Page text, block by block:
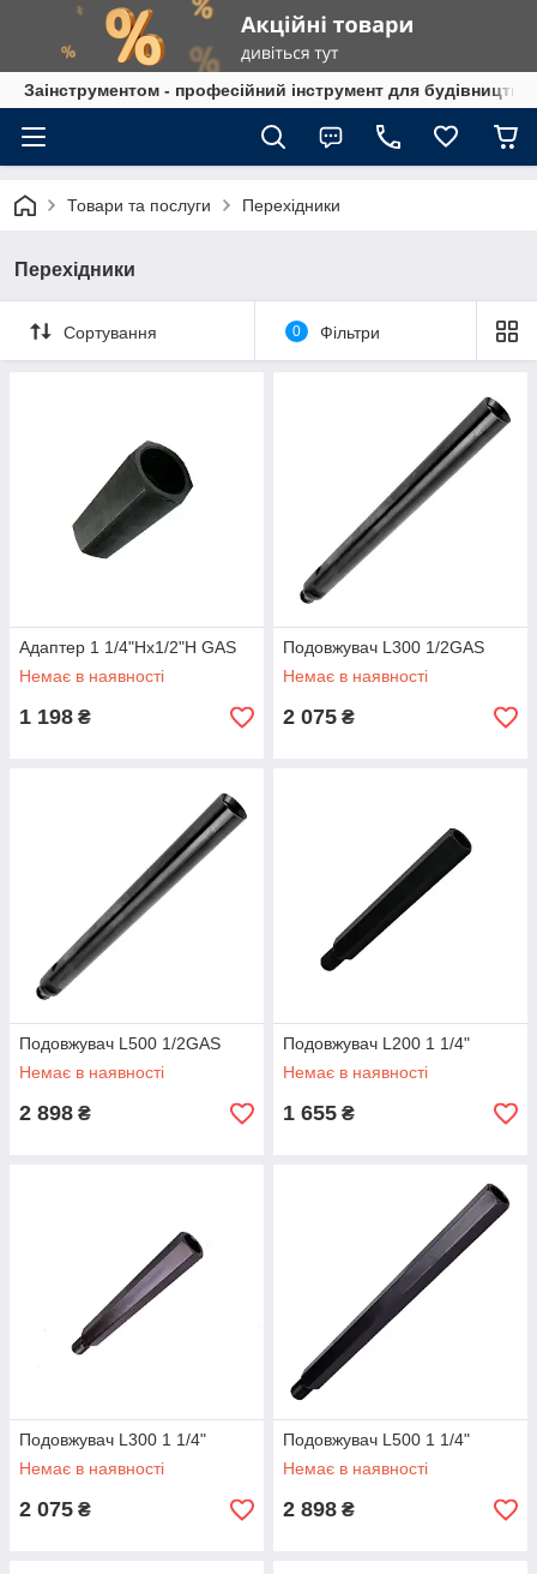
Заінструментом - професійний інструмент для
Товари та послуги Перехідники
Перехідники
Сортування 0 Фільтри
Адаптер 1 1/4"Hx1/2"H GAS
Немає в наявності
1 198 ₴
Подовжувач L300 1/2GAS
Немає в наявності
2 075 ₴
Подовжувач L500 1/2GAS
Немає в наявності
2 898 ₴
Подовжувач L200 1 1/4"
Немає в наявності
1 655 ₴
Подовжувач L300 1 1/4"
Немає в наявності
2 075 ₴
Подовжувач L500 1 1/4"
Немає в наявності
2 898 ₴